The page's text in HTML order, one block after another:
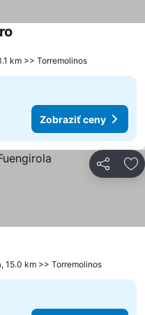
km >> Torremolinos
Zobraziť ceny
Zdieľať
15.0 km >> Torremolinos